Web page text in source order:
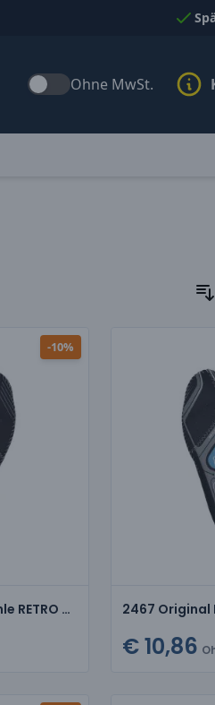
Ohne MwSt.
-10%
2462 Original Einlegesohle RETRO & ELITE
€ 10,86